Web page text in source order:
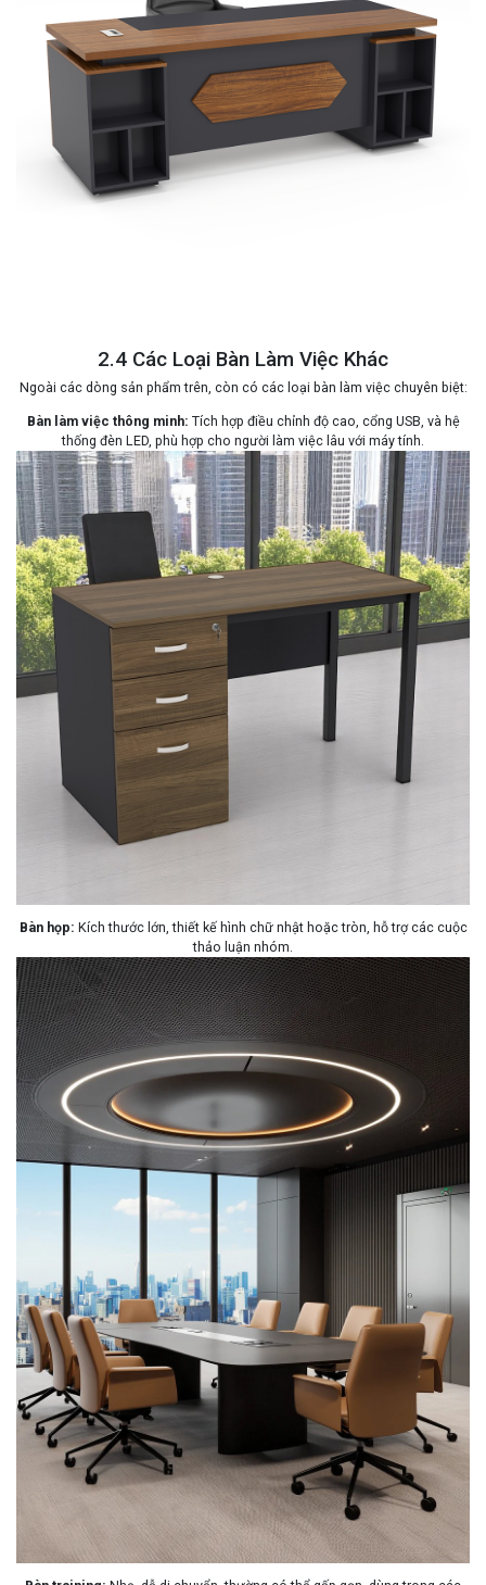
2.4 Các Loại Bàn Làm Việc Khác
Ngoài các dòng sản phẩm trên, còn có các loại bàn làm việc chuyên biệt:
Bàn làm việc thông minh: Tích hợp điều chỉnh độ cao, cổng USB, và hệ
thống đèn LED, phù hợp cho người làm việc lâu với máy tính.
Bàn họp: Kích thước lớn, thiết kế hình chữ nhật hoặc tròn, hỗ trợ các cuộc
thảo luận nhóm.